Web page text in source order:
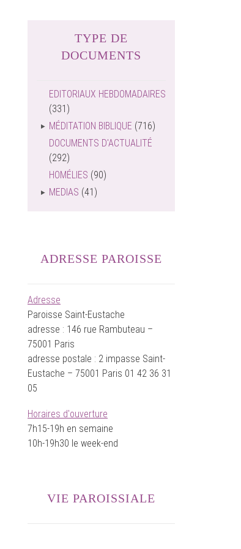
TYPE DE
DOCUMENTS
EDITORIAUX HEBDOMADAIRES
(331)
MÉDITATION BIBLIQUE (716)
DOCUMENTS D'ACTUALITÉ
(292)
HOMÉLIES (90)
MEDIAS (41)
ADRESSE PAROISSE
Adresse
Paroisse Saint-Eustache
adresse : 146 rue Rambuteau –
75001 Paris
adresse postale : 2 impasse Saint-
Eustache – 75001 Paris 01 42 36 31
05
Horaires d'ouverture
7h15-19h en semaine
10h-19h30 le week-end
VIE PAROISSIALE